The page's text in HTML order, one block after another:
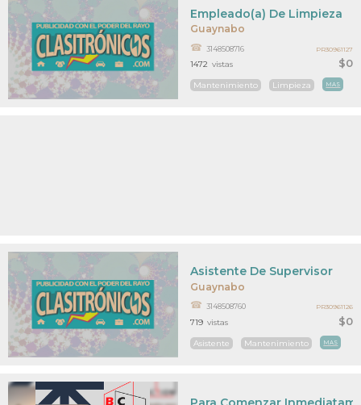
Guaynabo
$0
Empleado(a) De Limpieza
3148508716
Mantenimiento Limpieza MAS
1472 vistas
PR30961127
Guaynabo
$0
Asistente De Supervisor
3148508760
Asistente Mantenimiento MAS
719 vistas
PR30961126